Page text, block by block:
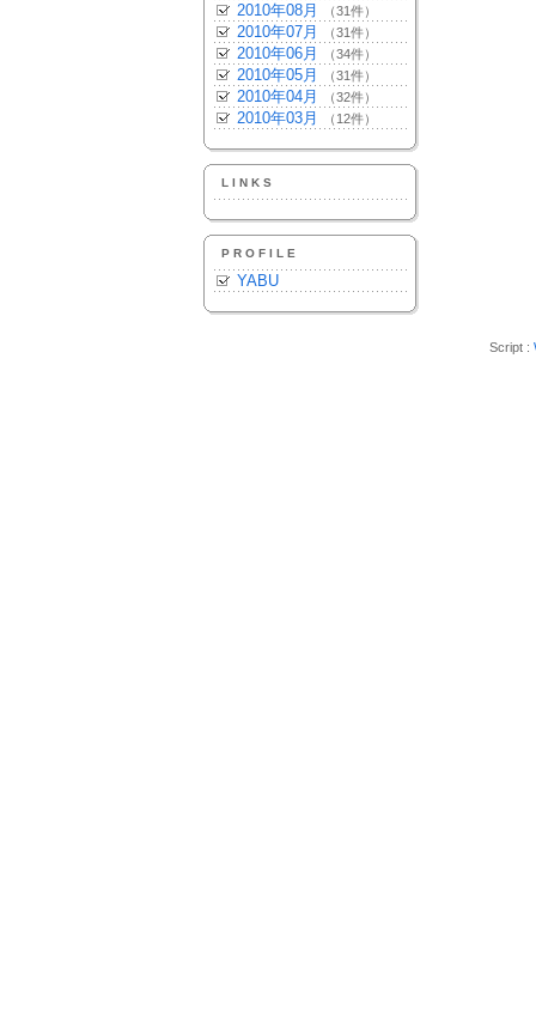
2010年08月 （31件）
2010年07月 （31件）
2010年06月 （34件）
2010年05月 （31件）
2010年04月 （32件）
2010年03月 （12件）
LINKS
PROFILE
YABU
Script :